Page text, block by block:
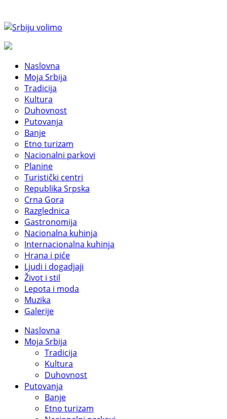
Naslovna
Moja Srbija
Tradicija
Kultura
Duhovnost
Putovanja
Banje
Etno turizam
Nacionalni parkovi
Planine
Turistički centri
Republika Srpska
Crna Gora
Razglednica
Gastronomija
Nacionalna kuhinja
Internacionalna kuhinja
Hrana i piće
Ljudi i dogadjaji
Život i stil
Lepota i moda
Muzika
Galerije
Naslovna
Moja Srbija
Tradicija
Kultura
Duhovnost
Putovanja
Banje
Etno turizam